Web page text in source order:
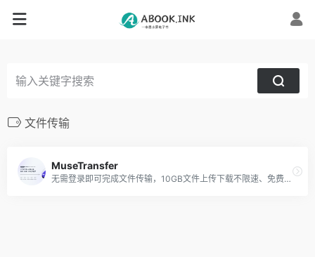
文件传输
MuseTransfer
无需登录即可完成文件传输，10GB文件上传下载不限速、免费用，MuseTransfer文件传输工具就是快！